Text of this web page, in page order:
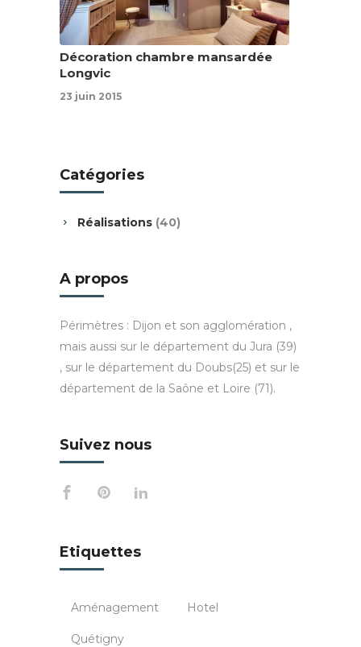
Décoration chambre mansardée
Longvic
23 juin 2015
Catégories
Réalisations (40)
A propos
Périmètres : Dijon et son agglomération ,
mais aussi sur le département du Jura (39)
, sur le département du Doubs(25) et sur le
département de la Saône et Loire (71).
Suivez nous
Etiquettes
Aménagement Hotel
Quétigny